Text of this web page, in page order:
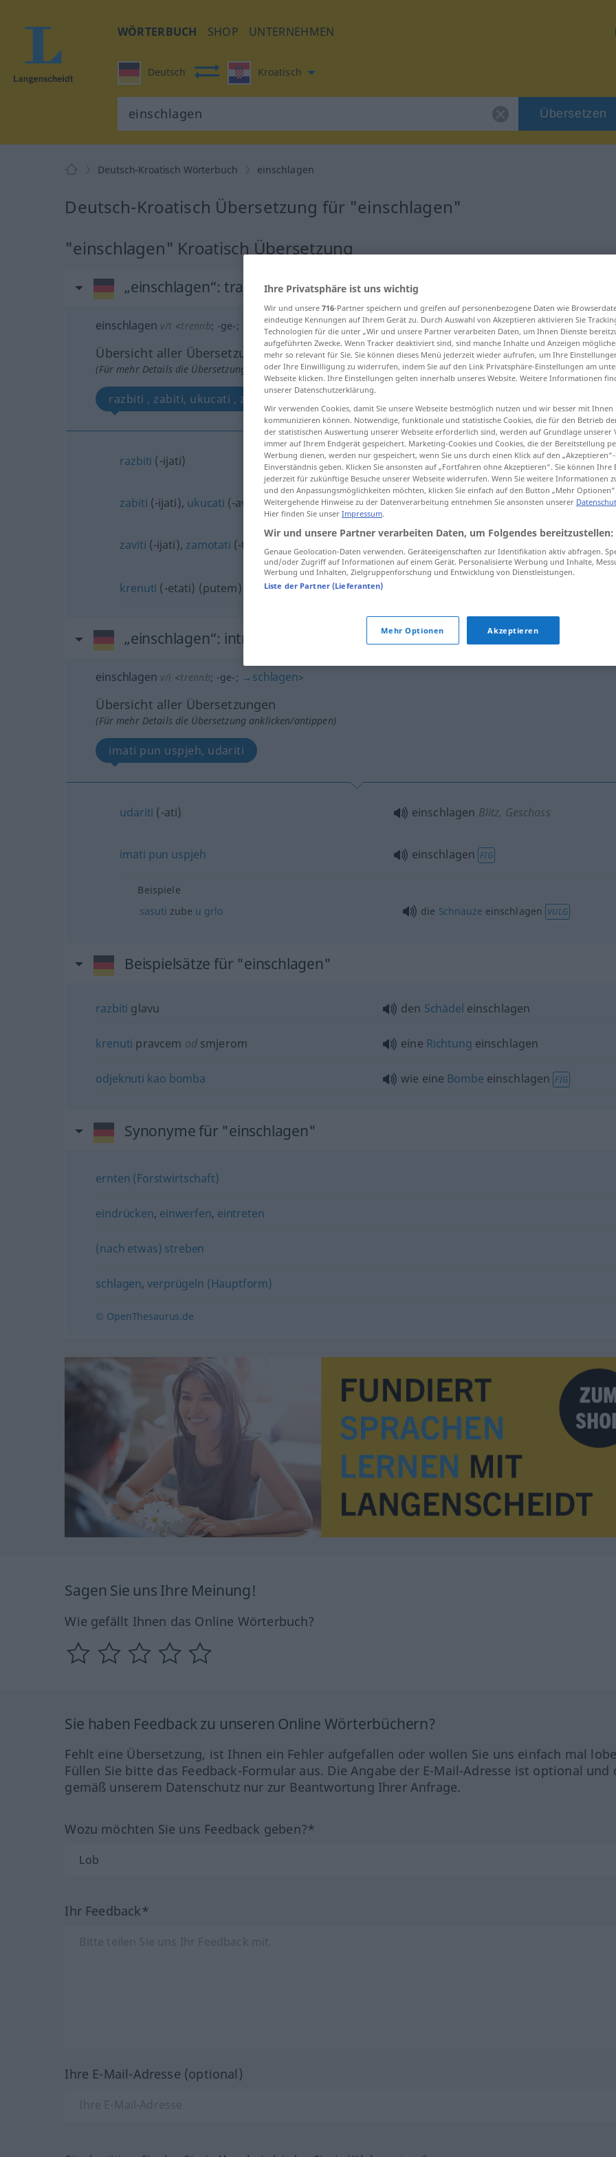
WÖRTERBUCH SHOP UNTERNEHMEN
Deutsch Kroatisch
Übersetzen
Deutsch-Kroatisch Wörterbuch einschlagen
Deutsch-Kroatisch Übersetzung für "einschlagen"
"einschlagen" Kroatisch Übersetzung
„einschlagen“: transitives Verb
einschlagen v/t <trennb; -ge-; schlagen>
Übersicht aller Übersetzungen
(Für mehr Details die Übersetzung anklicken/antippen)
razbiti , zabiti, ukucati , zaviti, zamotati , krenuti
razbiti (-ijati) einschlagen Fenster
zabiti (-ijati), ukucati (-avati) einschlagenPfahl, Nagel
zaviti (-ijati), zamotati (-tavati)
krenuti (-etati) (putem)
„einschlagen“: intransitives Verb
einschlagen v/i <trennb; -ge-; →schlagen>
Übersicht aller Übersetzungen
(Für mehr Details die Übersetzung anklicken/antippen)
imati pun uspjeh, udariti
udariti (-ati) einschlagen Blitz, Geschoss
imati pun uspjeh einschlagen FIG
Beispiele
sasuti zube u grlo die Schnauze einschlagen VULG
Beispielsätze für "einschlagen"
razbiti glavu den Schädel einschlagen
krenuti pravcem odsmjerom eine Richtung einschlagen
odjeknuti kao bomba wie eine Bombe einschlagen FIG
Synonyme für "einschlagen"
ernten (Forstwirtschaft)
eindrücken, einwerfen, eintreten
(nach etwas) streben
schlagen,verprügeln (Hauptform)
© OpenThesaurus.de
Sagen Sie uns Ihre Meinung!
Wie gefällt Ihnen das Online Wörterbuch?
Sie haben Feedback zu unseren Online Wörterbüchern?
Fehlt eine Übersetzung, ist Ihnen ein Fehler aufgefallen oder wollen Sie uns einfach mal
Füllen Sie bitte das Feedback-Formular aus. Die Angabe der E-Mail-Adresse ist optional und
gemäß unserem Datenschutz nur zur Beantwortung Ihrer Anfrage.
Wozu möchten Sie uns Feedback geben?*
Ihr Feedback*
Ihre E-Mail-Adresse (optional)
Ihre Privatsphäre ist uns wichtig
Wir und unsere 716-Partner speichern und greifen auf personenbezogene Daten wie
eindeutige Kennungen auf Ihrem Gerät zu. Durch Auswahl von Akzeptieren aktivieren Sie
Technologien für die unter „Wir und unsere Partner verarbeiten Daten, um Ihnen Dienste
aufgeführten Zwecke. Wenn Tracker deaktiviert sind, sind manche Inhalte und Anzeigen
mehr so relevant für Sie. Sie können dieses Menü jederzeit wieder aufrufen, um Ihre
oder Ihre Einwilligung zu widerrufen, indem Sie auf den Link Privatsphäre-Einstellungen am
Webseite klicken. Ihre Einstellungen gelten innerhalb unseres Website. Weitere Informationen
unserer Datenschutzerklärung.
Wir verwenden Cookies, damit Sie unsere Webseite bestmöglich nutzen und wir besser mit Ihnen
kommunizieren können. Notwendige, funktionale und statistische Cookies, die für den Betrieb
der statistischen Auswertung unserer Webseite erforderlich sind, werden auf Grundlage unserer
immer auf Ihrem Endgerät gespeichert. Marketing-Cookies und Cookies, die der Bereitstellung
Werbung dienen, werden nur gespeichert, wenn Sie uns durch einen Klick auf den
Einverständnis geben. Klicken Sie ansonsten auf „Fortfahren ohne Akzeptieren“. Sie können Ihre
jederzeit für zukünftige Besuche unserer Webseite widerrufen. Wenn Sie weitere Informationen
und den Anpassungsmöglichkeiten möchten, klicken Sie einfach auf den Button „Mehr Optionen“.
Weitergehende Hinweise zu der Datenverarbeitung entnehmen Sie ansonsten unserer
Hier finden Sie unser Impressum.
Wir und unsere Partner verarbeiten Daten, um Folgendes bereitzustellen:
Genaue Geolocation-Daten verwenden. Geräteeigenschaften zur Identifikation aktiv abfragen.
und/oder Zugriff auf Informationen auf einem Gerät. Personalisierte Werbung und Inhalte,
Werbung und Inhalten, Zielgruppenforschung und Entwicklung von Dienstleistungen.
Liste der Partner (Lieferanten)
Mehr Optionen Akzeptieren